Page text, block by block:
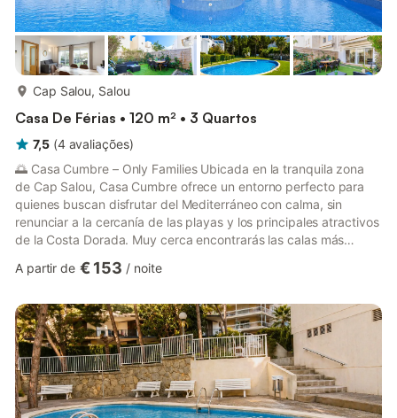
Cap Salou, Salou
Casa De Férias • 120 m² • 3 Quartos
7,5 (4 avaliações)
🌅 Casa Cumbre – Only Families Ubicada en la tranquila zona
de Cap Salou, Casa Cumbre ofrece un entorno perfecto para
quienes buscan disfrutar del Mediterráneo con calma, sin
renunciar a la cercanía de las playas y los principales atractivos
de la Costa Dorada. Muy cerca encontrarás las calas más
para un baño relajante o una tarde de sol con la familia. Este
ambiente acogedor, perfecto para descansar tras un día de
playa o una excursión por los alrededores. En pocos minutos en
co...
A partir de € 153 / noite